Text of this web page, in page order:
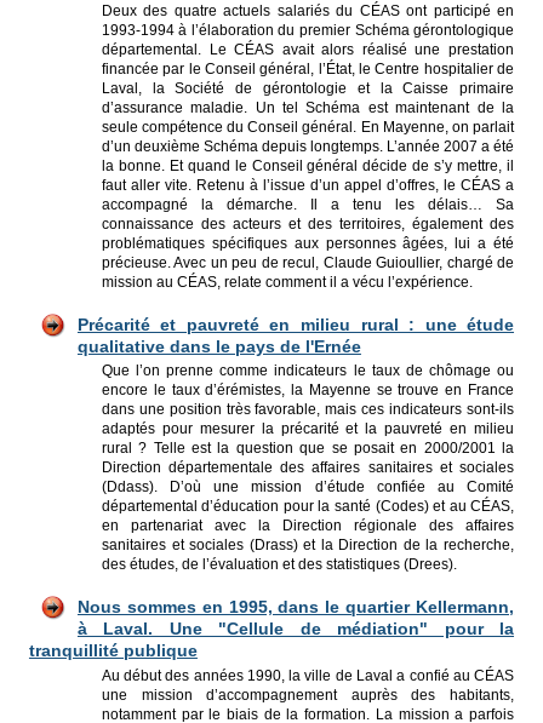
Deux des quatre actuels salariés du CÉAS ont participé en
1993-1994 à l’élaboration du premier Schéma gérontologique
départemental. Le CÉAS avait alors réalisé une prestation
financée par le Conseil général, l’État, le Centre hospitalier de
Laval, la Société de gérontologie et la Caisse primaire
d’assurance maladie. Un tel Schéma est maintenant de la
seule compétence du Conseil général. En Mayenne, on parlait
d’un deuxième Schéma depuis longtemps. L’année 2007 a été
la bonne. Et quand le Conseil général décide de s’y mettre, il
faut aller vite. Retenu à l’issue d’un appel d’offres, le CÉAS a
accompagné la démarche. Il a tenu les délais… Sa
connaissance des acteurs et des territoires, également des
problématiques spécifiques aux personnes âgées, lui a été
précieuse. Avec un peu de recul, Claude Guioullier, chargé de
mission au CÉAS, relate comment il a vécu l’expérience.
Précarité et pauvreté en milieu rural : une étude
qualitative dans le pays de l'Ernée
Que l’on prenne comme indicateurs le taux de chômage ou
encore le taux d’érémistes, la Mayenne se trouve en France
dans une position très favorable, mais ces indicateurs sont-ils
adaptés pour mesurer la précarité et la pauvreté en milieu
rural ? Telle est la question que se posait en 2000/2001 la
Direction départementale des affaires sanitaires et sociales
(Ddass). D’où une mission d’étude confiée au Comité
départemental d’éducation pour la santé (Codes) et au CÉAS,
en partenariat avec la Direction régionale des affaires
sanitaires et sociales (Drass) et la Direction de la recherche,
des études, de l’évaluation et des statistiques (Drees).
Nous sommes en 1995, dans le quartier Kellermann,
à Laval. Une "Cellule de médiation" pour la
tranquillité publique
Au début des années 1990, la ville de Laval a confié au CÉAS
une mission d’accompagnement auprès des habitants,
notamment par le biais de la formation. La mission a parfois